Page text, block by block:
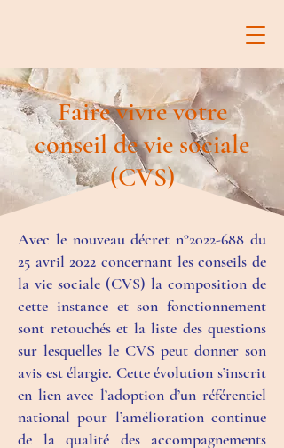
Faire vivre votre
conseil de vie sociale
(CVS)
Avec le nouveau décret n°2022-688 du
25 avril 2022 concernant les conseils de
la vie sociale (CVS) la composition de
cette instance et son fonctionnement
sont retouchés et la liste des questions
sur lesquelles le CVS peut donner son
avis est élargie. Cette évolution s’inscrit
en lien avec l’adoption d’un référentiel
national pour l’amélioration continue
de la qualité des accompagnements